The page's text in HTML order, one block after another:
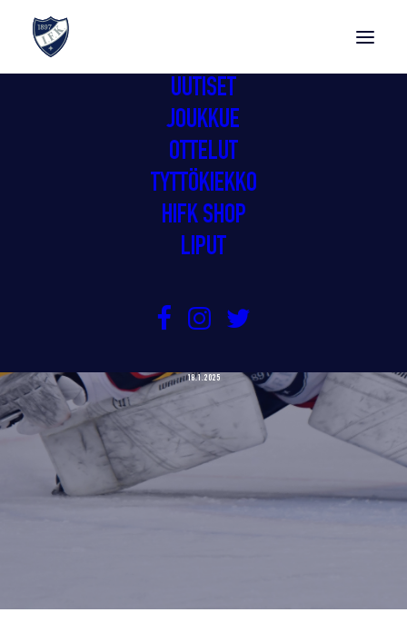
UUTISET
JOUKKUE
OTTELUT
TYTTÖKIEKKO
HIFK SHOP
LIPUT
GIMMAT TÄYTEEN PISTEPOTTIIN
18.1.2025